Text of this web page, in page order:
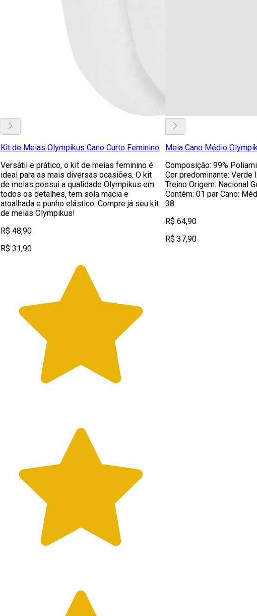
Kit de Meias Olympikus Cano Curto Feminino
Versátil e prático, o kit de meias feminino é
ideal para as mais diversas ocasiões. O kit
de meias possui a qualidade Olympikus em
todos os detalhes, tem sola macia e
atoalhada e punho elástico. Compre já seu kit
de meias Olympikus!
R$ 48,90
R$ 31,90
Meia Cano Médio
Composição: 99%
Cor predominante: Verde
Treino Origem: Nacional
Contém: 01 par Cano:
38
R$ 64,90
R$ 37,90